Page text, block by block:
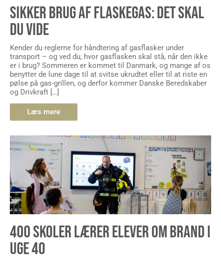
SIKKER BRUG AF FLASKEGAS: DET SKAL
DU VIDE
Kender du reglerne for håndtering af gasflasker under
transport – og ved du, hvor gasflasken skal stå, når den ikke
er i brug? Sommeren er kommet til Danmark, og mange af os
benytter de lune dage til at svitse ukrudtet eller til at riste en
pølse på gas-grillen, og derfor kommer Danske Beredskaber
og Drivkraft […]
Læs mere
400 SKOLER LÆRER ELEVER OM BRAND I
UGE 40